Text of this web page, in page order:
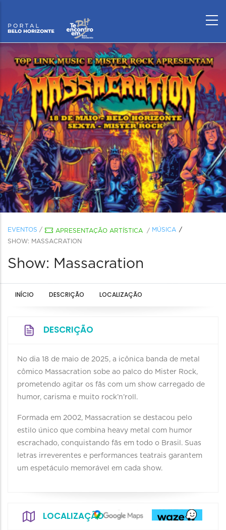
EVENTOS / APRESENTAÇÃO ARTÍSTICA / MÚSICA
SHOW: MASSACRATION
Show: Massacration
INÍCIO DESCRIÇÃO LOCALIZAÇÃO
DESCRIÇÃO
No dia 18 de maio de 2025, a icônica banda de metal
cômico Massacration sobe ao palco do Mister Rock,
prometendo agitar os fãs com um show carregado de
humor, carisma e muito rock’n’roll.
Formada em 2002, Massacration se destacou pelo
estilo único que combina heavy metal com humor
escrachado, conquistando fãs em todo o Brasil. Suas
letras irreverentes e performances teatrais garantem
um espetáculo memorável em cada show.
LOCALIZAÇÃO